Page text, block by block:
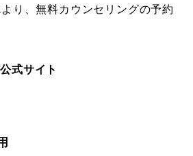
り、無料カウンセリングの予約
式サイト